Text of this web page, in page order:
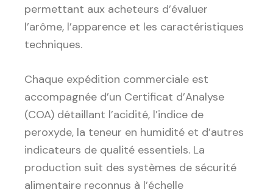
permettant aux acheteurs d’évaluer
l’arôme, l’apparence et les caractéristiques
techniques.
Chaque expédition commerciale est
accompagnée d’un Certificat d’Analyse
(COA) détaillant l’acidité, l’indice de
peroxyde, la teneur en humidité et d’autres
indicateurs de qualité essentiels. La
production suit des systèmes de sécurité
alimentaire reconnus à l’échelle